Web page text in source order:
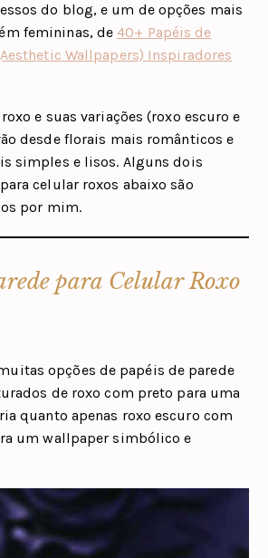
do blog, e um de opções mais
femininas, de 40+ Papéis de
Wallpapers) Inspiradores
e suas variações (roxo escuro e
desde florais mais românticos e
simples e lisos. Alguns dois
celular roxos abaixo são
por mim.
para Celular Roxo
opções de papéis de parede
de roxo com preto para uma
quanto apenas roxo escuro com
um wallpaper simbólico e